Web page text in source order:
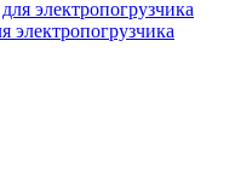
электропогрузчика